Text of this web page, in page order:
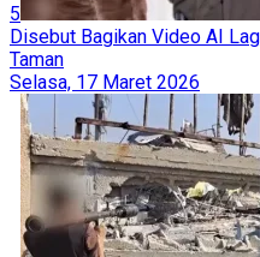
5
Disebut Bagikan Video AI
Taman
Selasa, 17 Maret 2026